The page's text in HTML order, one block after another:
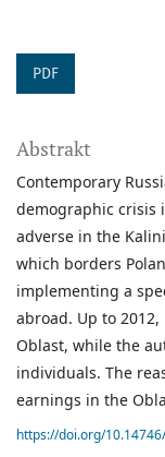
PDF
Abstrakt
Contemporary
demographic crisis
adverse in the
which borders
implementing a
abroad. Up to
Oblast, while the
individuals. The
earnings in the
https://doi.org/